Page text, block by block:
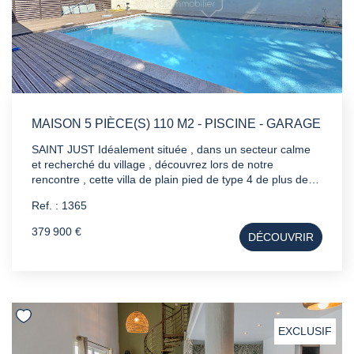
MAISON 5 PIÈCE(S) 110 M2 - PISCINE - GARAGE
SAINT JUST Idéalement située , dans un secteur calme
et recherché du village , découvrez lors de notre
rencontre , cette villa de plain pied de type 4 de plus de
complète le bien . A savoir : - Piscine - Aucun vis a vis -
Double vitrage PVC - Forage - Plusieurs stationnements -
Arrosage automatique
Ref. : 1365
379 900 € DÉCOUVRIR
EXCLUSIF